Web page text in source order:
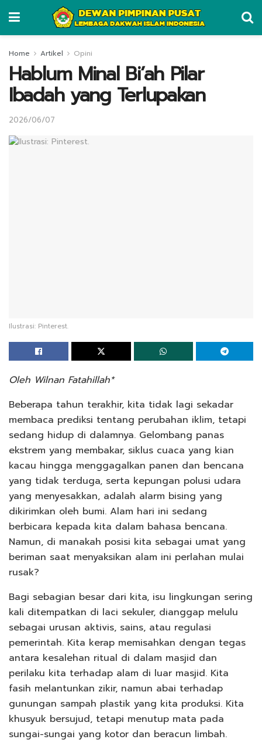
Home Artikel Opini
Hablum Minal Bi’ah Pilar
Ibadah yang Terlupakan
2026/06/07
Ilustrasi: Pinterest.
Oleh Wilnan Fatahillah*
Beberapa tahun terakhir, kita tidak lagi sekadar
membaca prediksi tentang perubahan iklim, tetapi
sedang hidup di dalamnya. Gelombang panas
ekstrem yang membakar, siklus cuaca yang kian
kacau hingga menggagalkan panen dan bencana
yang tidak terduga, serta kepungan polusi udara
yang menyesakkan, adalah alarm bising yang
dikirimkan oleh bumi. Alam hari ini sedang
berbicara kepada kita dalam bahasa bencana.
Namun, di manakah posisi kita sebagai umat yang
beriman saat menyaksikan alam ini perlahan mulai
rusak?
Bagi sebagian besar dari kita, isu lingkungan sering
kali ditempatkan di laci sekuler, dianggap melulu
sebagai urusan aktivis, sains, atau regulasi
pemerintah. Kita kerap memisahkan dengan tegas
antara kesalehan ritual di dalam masjid dan
perilaku kita terhadap alam di luar masjid. Kita
fasih melantunkan zikir, namun abai terhadap
gunungan sampah plastik yang kita produksi. Kita
khusyuk bersujud, tetapi menutup mata pada
sungai-sungai yang kotor dan beracun limbah.